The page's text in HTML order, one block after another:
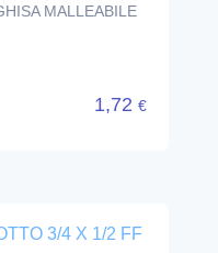
MALLEABILE
1,72 €